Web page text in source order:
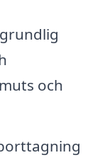
och